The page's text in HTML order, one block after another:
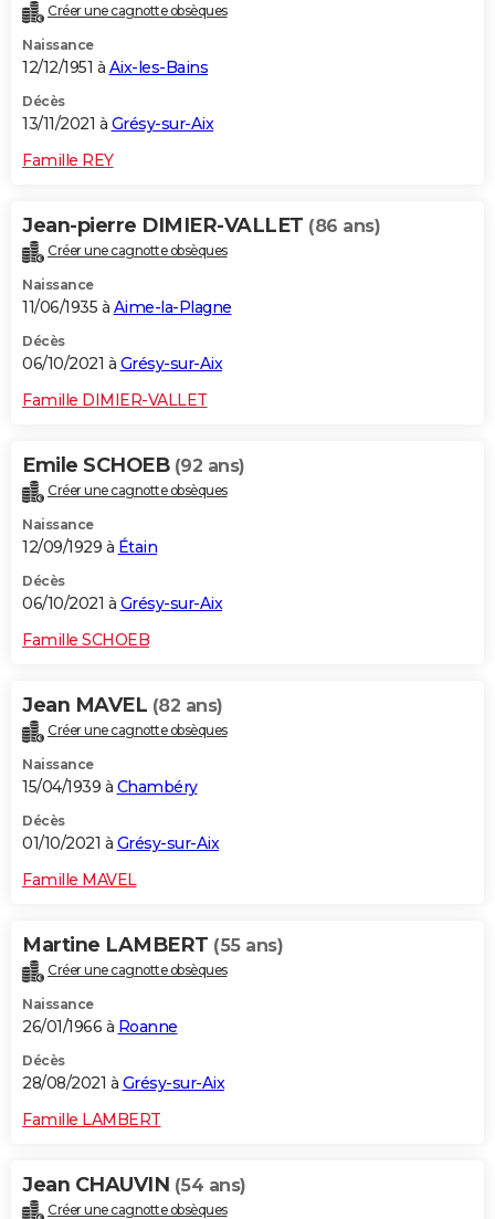
Créer une cagnotte obsèques
Naissance
12/12/1951 à Aix-les-Bains
Décès
13/11/2021 à Grésy-sur-Aix
Famille REY
Jean-pierre DIMIER-VALLET (86 ans)
Créer une cagnotte obsèques
Naissance
11/06/1935 à Aime-la-Plagne
Décès
06/10/2021 à Grésy-sur-Aix
Famille DIMIER-VALLET
Emile SCHOEB (92 ans)
Créer une cagnotte obsèques
Naissance
12/09/1929 à Étain
Décès
06/10/2021 à Grésy-sur-Aix
Famille SCHOEB
Jean MAVEL (82 ans)
Créer une cagnotte obsèques
Naissance
15/04/1939 à Chambéry
Décès
01/10/2021 à Grésy-sur-Aix
Famille MAVEL
Martine LAMBERT (55 ans)
Créer une cagnotte obsèques
Naissance
26/01/1966 à Roanne
Décès
28/08/2021 à Grésy-sur-Aix
Famille LAMBERT
Jean CHAUVIN (54 ans)
Créer une cagnotte obsèques